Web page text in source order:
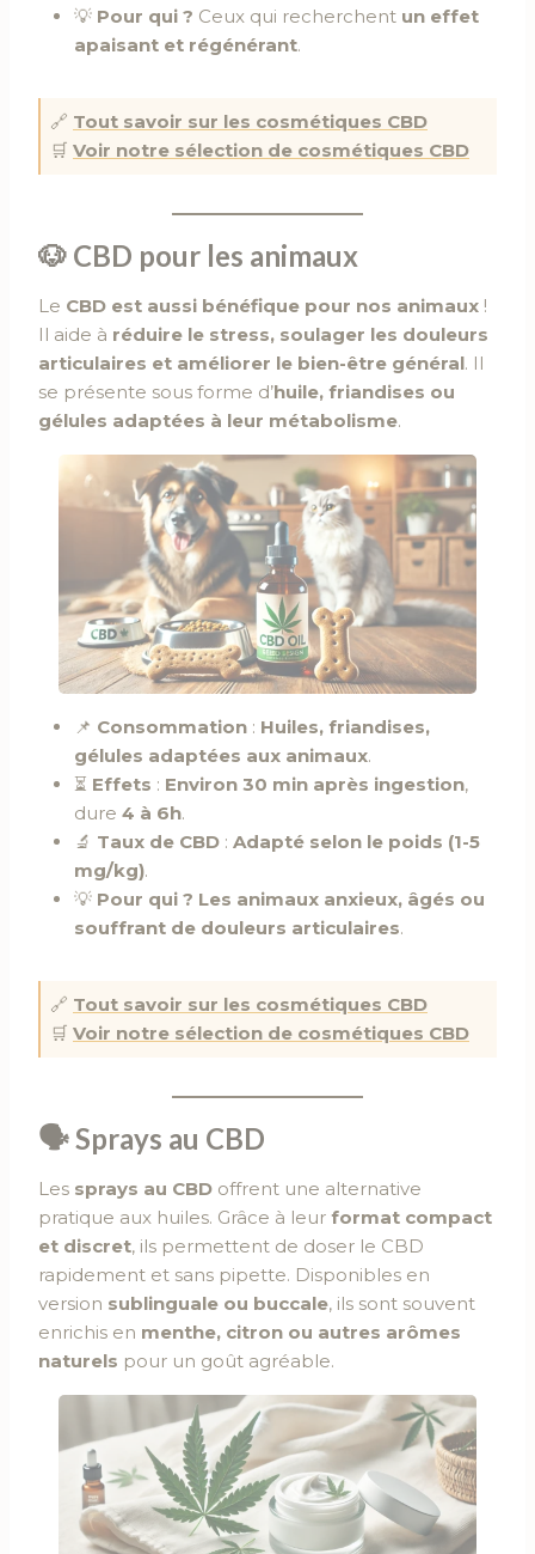
💡 Pour qui ? Ceux qui recherchent un effet
apaisant et régénérant.
🔗 Tout savoir sur les cosmétiques CBD
🛒 Voir notre sélection de cosmétiques CBD
🐶 CBD pour les animaux
Le CBD est aussi bénéfique pour nos animaux !
Il aide à réduire le stress, soulager les douleurs
articulaires et améliorer le bien-être général. Il
se présente sous forme d’huile, friandises ou
gélules adaptées à leur métabolisme.
📌 Consommation : Huiles, friandises,
gélules adaptées aux animaux.
⏳ Effets : Environ 30 min après ingestion,
dure 4 à 6h.
🔬 Taux de CBD : Adapté selon le poids (1-5
mg/kg).
💡 Pour qui ? Les animaux anxieux, âgés ou
souffrant de douleurs articulaires.
🔗 Tout savoir sur les cosmétiques CBD
🛒 Voir notre sélection de cosmétiques CBD
🗣Sprays au CBD
Les sprays au CBD offrent une alternative
pratique aux huiles. Grâce à leur format compact
et discret, ils permettent de doser le CBD
rapidement et sans pipette. Disponibles en
version sublinguale ou buccale, ils sont souvent
enrichis en menthe, citron ou autres arômes
naturels pour un goût agréable.